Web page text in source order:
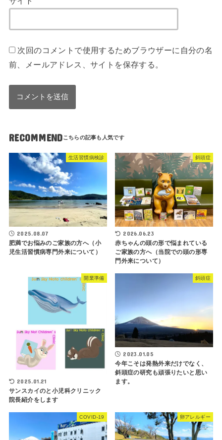
次回のコメントで使用するためブラウザーに自分の名
前、メールアドレス、サイトを保存する。
RECOMMEND
生活習慣病検診
2025.08.07
肥満でお悩みのご家族の方へ（小
児生活習慣病専門外来について）
斜頭症
2026.06.23
赤ちゃんの頭の形で悩まれている
ご家族の方へ（当院での頭の形専
門外来について）
開業準備
2025.01.21
サンスカイのと小児科クリニック
院長紹介をします
斜頭症
2023.01.05
今年こそは発熱外来だけでなく、
斜頭症の研究も頑張りたいと思い
ます。
COVID-19 卵アレルギー